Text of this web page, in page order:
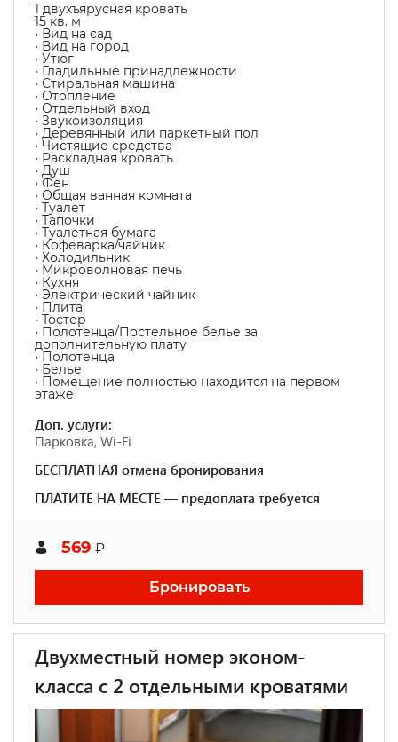
1 двухъярусная кровать
15 кв. м
• Вид на сад
• Вид на город
• Утюг
• Гладильные принадлежности
• Стиральная машина
• Отопление
• Отдельный вход
• Звукоизоляция
• Деревянный или паркетный пол
• Чистящие средства
• Раскладная кровать
• Душ
• Фен
• Общая ванная комната
• Туалет
• Тапочки
• Туалетная бумага
• Кофеварка/чайник
• Холодильник
• Микроволновая печь
• Кухня
• Электрический чайник
• Плита
• Тостер
• Полотенца/Постельное белье за
дополнительную плату
• Полотенца
• Белье
• Помещение полностью находится на первом
этаже
Доп. услуги:
Парковка, Wi-Fi
БЕСПЛАТНАЯ отмена бронирования
ПЛАТИТЕ НА МЕСТЕ — предоплата требуется
569 ₽
Бронировать
Двухместный номер эконом-
класса с 2 отдельными кроватями